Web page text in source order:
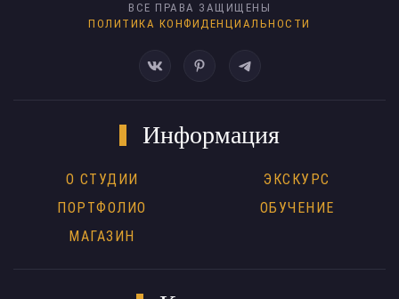
ВСЕ ПРАВА ЗАЩИЩЕНЫ
ПОЛИТИКА КОНФИДЕНЦИАЛЬНОСТИ
Информация
О СТУДИИ
ПОРТФОЛИО
МАГАЗИН
ЭКСКУРС
ОБУЧЕНИЕ